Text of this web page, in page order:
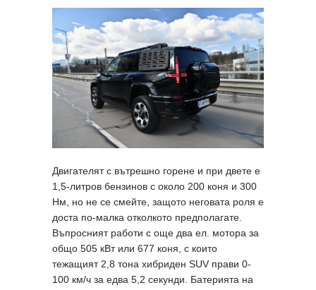
Двигателят с вътрешно горене и при двете е
1,5-литров бензинов с около 200 коня и 300
Нм, но не се смейте, защото неговата роля е
доста по-малка отколкото предполагате.
Въпросният работи с още два ел. мотора за
общо 505 кВт или 677 коня, с които
тежащият 2,8 тона хибриден SUV прави 0-
100 км/ч за едва 5,2 секунди. Батерията на